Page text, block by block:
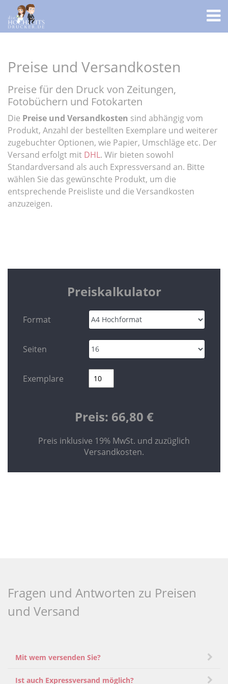
Preise und Versandkosten
Preise für den Druck von Zeitungen,
Fotobüchern und Fotokarten
Die Preise und Versandkosten sind abhängig vom
Produkt, Anzahl der bestellten Exemplare und weiterer
zugebuchter Optionen, wie Papier, Umschläge etc. Der
Versand erfolgt mit DHL. Wir bieten sowohl
Standardversand als auch Expressversand an. Bitte
wählen Sie das gewünschte Produkt, um die
entsprechende Preisliste und die Versandkosten
anzuzeigen.
Fragen und Antworten zu Preisen
und Versand
Mit wem versenden Sie?
Ist auch Expressversand möglich?